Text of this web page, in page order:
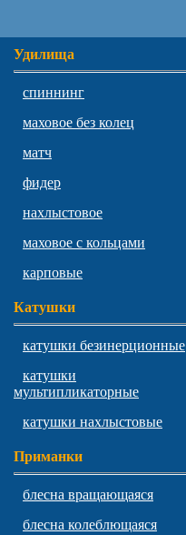
Удилища
спиннинг
маховое без колец
матч
фидер
нахлыстовое
маховое с кольцами
карповые
Катушки
катушки безинерционные
катушки
мультипликаторные
катушки нахлыстовые
Приманки
блесна вращающаяся
блесна колеблющаяся